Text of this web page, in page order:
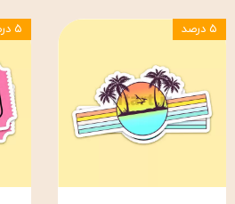
۵ درصد ۵ درصد